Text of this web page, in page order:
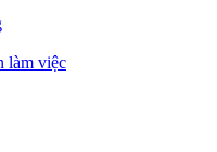
làm việc